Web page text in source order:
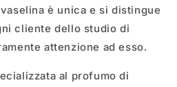
è unica e si distingue
cliente dello studio di
attenzione ad esso.
al profumo di